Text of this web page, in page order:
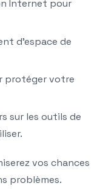
Internet pour
d’espace de
protéger votre
sur les outils de
vos chances
problèmes.